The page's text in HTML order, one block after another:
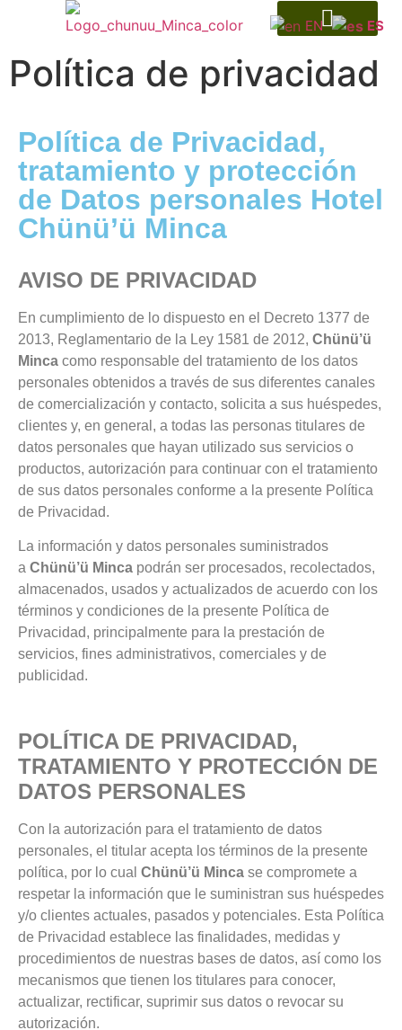
Política de privacidad
Política de Privacidad,
tratamiento y protección
de Datos personales Hotel
Chünü’ü Minca
AVISO DE PRIVACIDAD
En cumplimiento de lo dispuesto en el Decreto 1377 de
2013, Reglamentario de la Ley 1581 de 2012, Chünü’ü
Minca como responsable del tratamiento de los datos
personales obtenidos a través de sus diferentes canales
de comercialización y contacto, solicita a sus huéspedes,
clientes y, en general, a todas las personas titulares de
datos personales que hayan utilizado sus servicios o
productos, autorización para continuar con el tratamiento
de sus datos personales conforme a la presente Política
de Privacidad.
La información y datos personales suministrados
a Chünü’ü Minca podrán ser procesados, recolectados,
almacenados, usados y actualizados de acuerdo con los
términos y condiciones de la presente Política de
Privacidad, principalmente para la prestación de
servicios, fines administrativos, comerciales y de
publicidad.
POLÍTICA DE PRIVACIDAD,
TRATAMIENTO Y PROTECCIÓN DE
DATOS PERSONALES
Con la autorización para el tratamiento de datos
personales, el titular acepta los términos de la presente
política, por lo cual Chünü’ü Minca se compromete a
respetar la información que le suministran sus huéspedes
y/o clientes actuales, pasados y potenciales. Esta Política
de Privacidad establece las finalidades, medidas y
procedimientos de nuestras bases de datos, así como los
mecanismos que tienen los titulares para conocer,
actualizar, rectificar, suprimir sus datos o revocar su
autorización.
EN ES